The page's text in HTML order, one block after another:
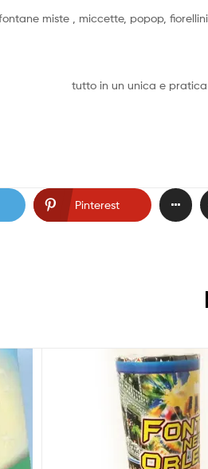
miste , miccette, popop,
tutto in un unica e
Pinterest